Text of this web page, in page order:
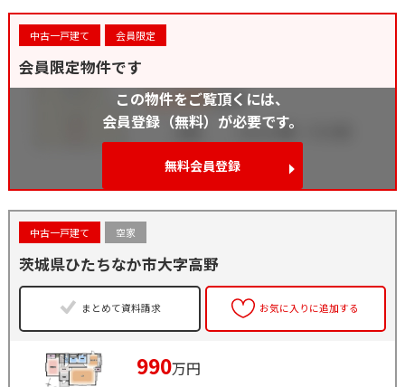
中古一戸建て 会員限定
会員限定物件です
この物件をご覧頂くには、
会員登録（無料）が必要です。
無料会員登録
中古一戸建て 空家
茨城県ひたちなか市大字高野
まとめて資料請求 お気に入りに追加する
990万円